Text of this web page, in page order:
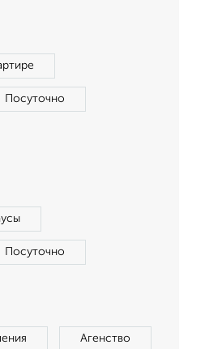
Посуточно
Посуточно
Агенство